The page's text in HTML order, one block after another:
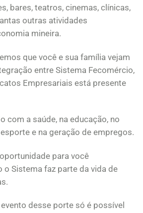
bares, teatros, cinemas, clínicas,
outras atividades
mineira.
que você e sua família vejam
entre Sistema Fecomércio,
Empresariais está presente
com a saúde, na educação, no
esporte e na geração de empregos.
para você
o Sistema faz parte da vida de
desse porte só é possível